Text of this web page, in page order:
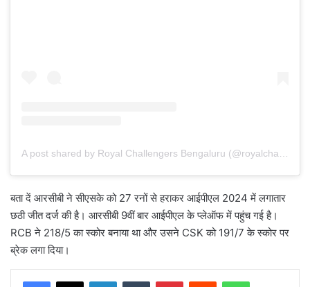
बता दें आरसीबी ने सीएसके को 27 रनों से हराकर आईपीएल 2024 में लगातार
छठी जीत दर्ज की है। आरसीबी 9वीं बार आईपीएल के प्लेऑफ में पहुंच गई है।
RCB ने 218/5 का स्कोर बनाया था और उसने CSK को 191/7 के स्कोर पर
ब्रेक लगा दिया।
LinkedInTumblr PinterestReddit WhatsApp